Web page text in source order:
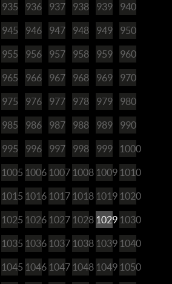
935 936 937 938 939 940
945 946 947 948 949 950
955 956 957 958 959 960
965 966 967 968 969 970
975 976 977 978 979 980
985 986 987 988 989 990
995 996 997 998 999 1000
1005 1006 1007 1008 1009 1010
1015 1016 1017 1018 1019 1020
1025 1026 1027 1028 1029 1030
1035 1036 1037 1038 1039 1040
1045 1046 1047 1048 1049 1050